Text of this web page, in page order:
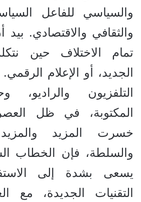
والسياسي للفاعل
والثقافي والاقتصادي.
تمام الاختلاف حين
الجديد، أو الإعلام
التلفزيون والراديو،
المكتوبة، في ظل
خسرت المزيد
والسلطة، فإن الخطاب
يسعى بشدة إلى
التقنيات الجديدة، مع